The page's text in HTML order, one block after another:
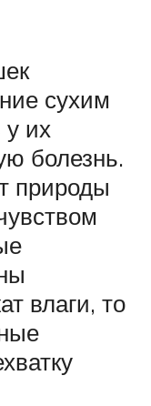
сухим
их
болезнь.
природы
влаги, то